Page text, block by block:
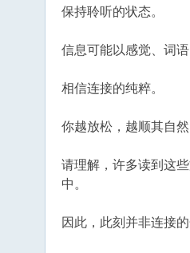
保持聆听的状态。
信息可能以感觉、词
相信连接的纯粹。
你越放松，越顺其自
请理解，许多读到这
中。
因此，此刻并非连接的